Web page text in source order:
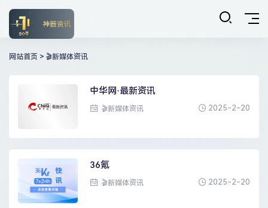
网站首页 > 🎬新媒体资讯
中华网·最新资讯
🎬新媒体资讯 2025-2-20
36氪
🎬新媒体资讯 2025-2-20